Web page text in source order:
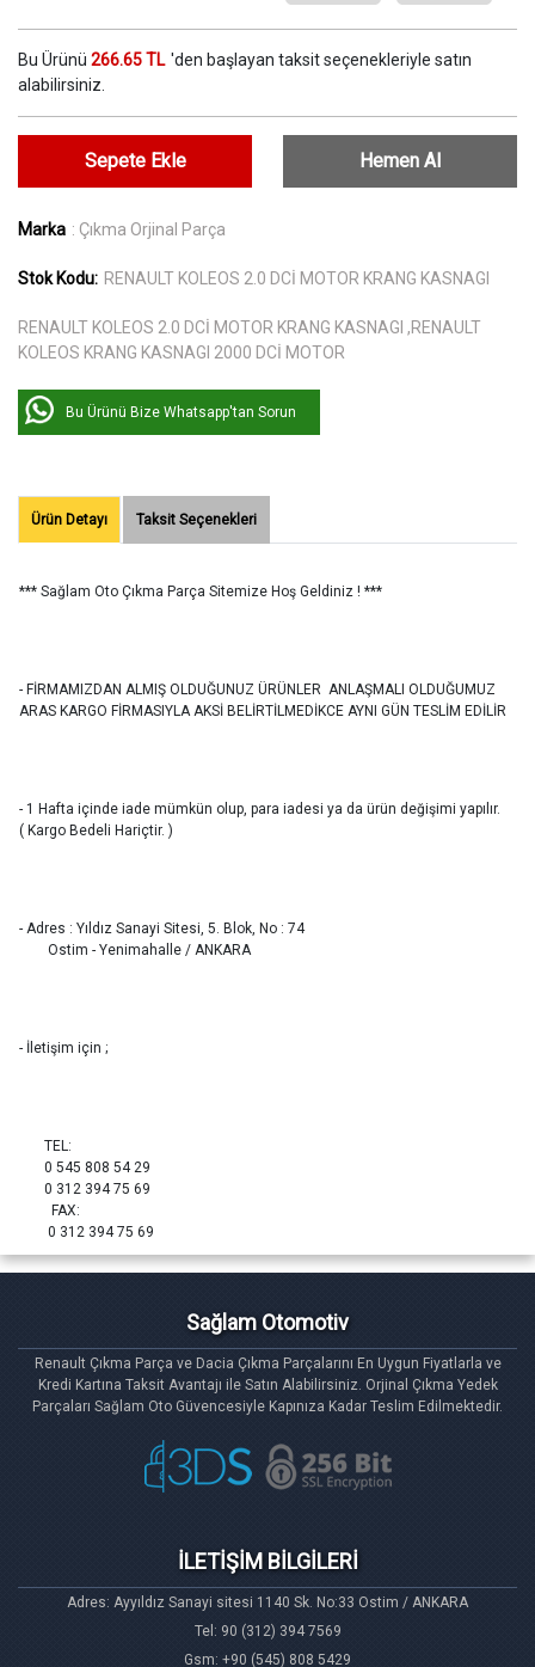
Bu Ürünü 266.65 TL 'den başlayan taksit seçenekleriyle satın
alabilirsiniz.
Sepete Ekle Hemen Al
Marka : Çıkma Orjinal Parça
Stok Kodu: RENAULT KOLEOS 2.0 DCİ MOTOR KRANG KASNAGI
RENAULT KOLEOS 2.0 DCİ MOTOR KRANG KASNAGI ,RENAULT
KOLEOS KRANG KASNAGI 2000 DCİ MOTOR
Bu Ürünü Bize Whatsapp'tan Sorun
Ürün Detayı Taksit Seçenekleri
*** Sağlam Oto Çıkma Parça Sitemize Hoş Geldiniz ! ***
- FİRMAMIZDAN ALMIŞ OLDUĞUNUZ ÜRÜNLER ANLAŞMALI OLDUĞUMUZ
ARAS KARGO FİRMASIYLA AKSİ BELİRTİLMEDİKCE AYNI GÜN TESLİM EDİLİR
- 1 Hafta içinde iade mümkün olup, para iadesi ya da ürün değişimi yapılır.
( Kargo Bedeli Hariçtir. )
- Adres : Yıldız Sanayi Sitesi, 5. Blok, No : 74
Ostim - Yenimahalle / ANKARA
- İletişim için ;
TEL:
0 545 808 54 29
0 312 394 75 69
FAX:
0 312 394 75 69
Sağlam Otomotiv
Renault Çıkma Parça ve Dacia Çıkma Parçalarını En Uygun Fiyatlarla ve
Kredi Kartına Taksit Avantajı ile Satın Alabilirsiniz. Orjinal Çıkma Yedek
Parçaları Sağlam Oto Güvencesiyle Kapınıza Kadar Teslim Edilmektedir.
İLETİŞİM BİLGİLERİ
Adres: Ayyıldız Sanayi sitesi 1140 Sk. No:33 Ostim / ANKARA
Tel: 90 (312) 394 7569
Gsm: +90 (545) 808 5429